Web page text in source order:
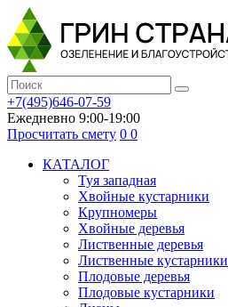
+7(495)646-07-59
Ежедневно 9:00-19:00
Просчитать смету 0 0
КАТАЛОГ
Туя западная
Хвойные кустарники
Крупномеры
Хвойные деревья
Лиственные деревья
Лиственные кустарники
Плодовые деревья
Плодовые кустарники